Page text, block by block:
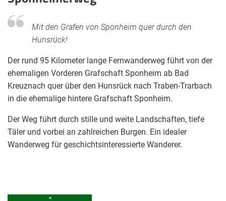
Mit den Grafen von Sponheim quer durch den
Hunsrück!
Der rund 95 Kilometer lange Fernwanderweg führt von der
ehemaligen Vorderen Grafschaft Sponheim ab Bad
Kreuznach quer über den Hunsrück nach Traben-Trarbach
in die ehemalige hintere Grafschaft Sponheim.
Der Weg führt durch stille und weite Landschaften, tiefe
Täler und vorbei an zahlreichen Burgen. Ein idealer
Wanderweg für geschichtsinteressierte Wanderer.